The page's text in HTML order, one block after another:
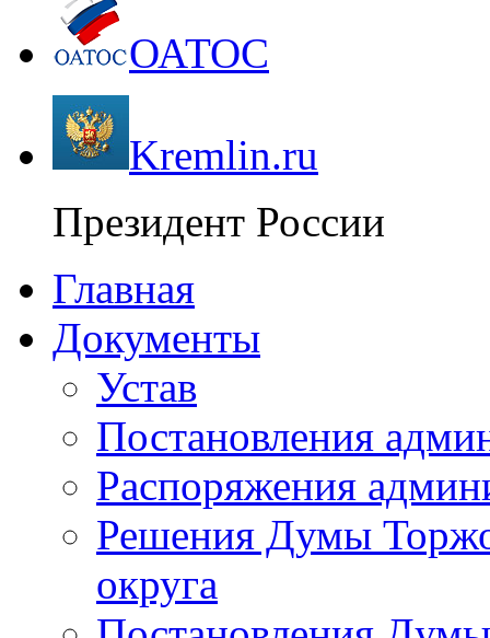
ОАТОС
Kremlin.ru
Президент России
Главная
Документы
Устав
Постановления
Распоряжения
Решения Думы
округа